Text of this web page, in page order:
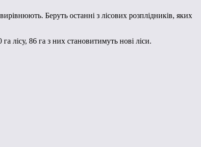
Беруть останні з лісових розплідників, яких
лісу, 86 га з них становитимуть нові ліси.